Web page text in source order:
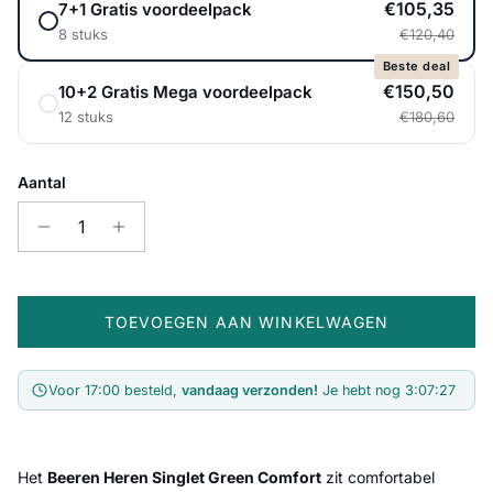
7+1 Gratis voordeelpack
8 stuks
€105,35
€120,40
Beste deal
10+2 Gratis Mega voordeelpack
12 stuks
€150,50
€180,60
Aantal
TOEVOEGEN AAN WINKELWAGEN
Voor 17:00 besteld,vandaag verzonden! Je hebt nog 3:07:27
Het Beeren Heren Singlet Green Comfort zit comfortabel